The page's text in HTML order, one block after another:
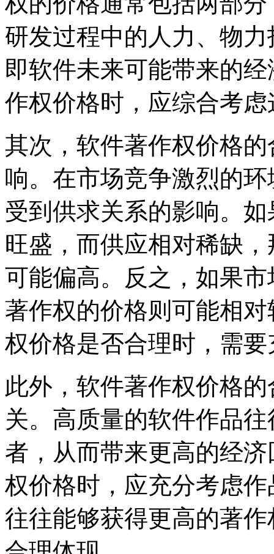
研发过程中的人力、物
即软件未来可能带来的
作权价格时，应综合考
其次，软件著作权价格
响。在市场竞争激烈的
受到供求关系的影响。
旺盛，而供应相对稀缺
可能偏高。反之，如果
著作权的价格则可能相
权价格是否合理时，需
此外，软件著作权价格
关。高质量的软件作品
者，从而带来更高的经
权价格时，应充分考虑
往往能够获得更高的著